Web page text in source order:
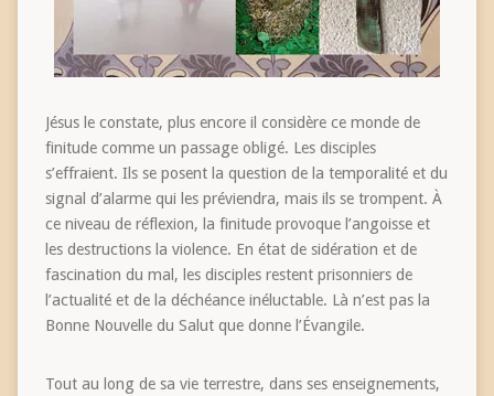
Jésus le constate, plus encore il considère ce monde de
finitude comme un passage obligé. Les disciples
s’effraient. Ils se posent la question de la temporalité et du
signal d’alarme qui les préviendra, mais ils se trompent. À
ce niveau de réflexion, la finitude provoque l’angoisse et
les destructions la violence. En état de sidération et de
fascination du mal, les disciples restent prisonniers de
l’actualité et de la déchéance inéluctable. Là n’est pas la
Bonne Nouvelle du Salut que donne l’Évangile.
Tout au long de sa vie terrestre, dans ses enseignements,